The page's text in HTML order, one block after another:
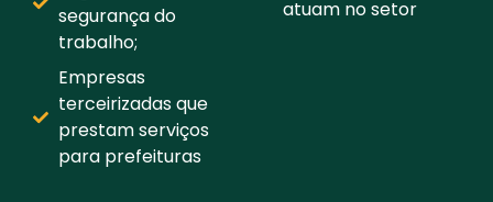
segurança do
trabalho;
Empresas
terceirizadas que
prestam serviços
para prefeituras
atuam no setor